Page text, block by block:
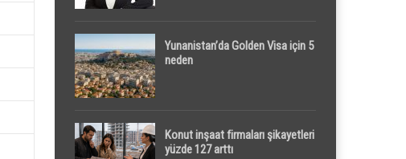
Yunanistan’da Golden Visa için 5
neden
Konut inşaat firmaları şikayetleri
yüzde 127 arttı